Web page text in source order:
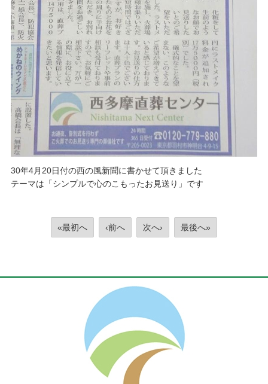
30年4月20日付の西の風新聞に書かせて頂きました
テーマは「シンプルで心のこもったお見送り」です
«最初へ ‹前へ 次へ› 最後へ»